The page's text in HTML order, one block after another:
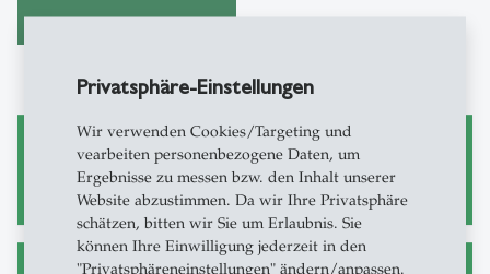
Privatsphäre-Einstellungen
Wir verwenden Cookies/Targeting und
vearbeiten personenbezogene Daten, um
Ergebnisse zu messen bzw. den Inhalt unserer
Website abzustimmen. Da wir Ihre Privatsphäre
schätzen, bitten wir Sie um Erlaubnis. Sie
können Ihre Einwilligung jederzeit in den
"Privatsphäreneinstellungen" ändern/anpassen.
Wissenschaftliches Arbeiten